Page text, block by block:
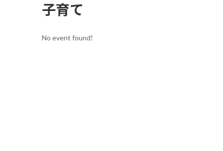
子育て
No event found!